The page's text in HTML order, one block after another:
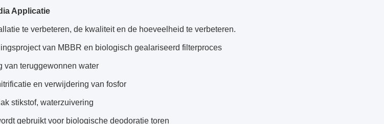
Applicatie
te verbeteren, de kwaliteit en de hoeveelheid te verbeteren.
van MBBR en biologisch gealariseerd filterproces
van teruggewonnen water
en verwijdering van fosfor
stikstof, waterzuivering
gebruikt voor biologische deodoratie toren